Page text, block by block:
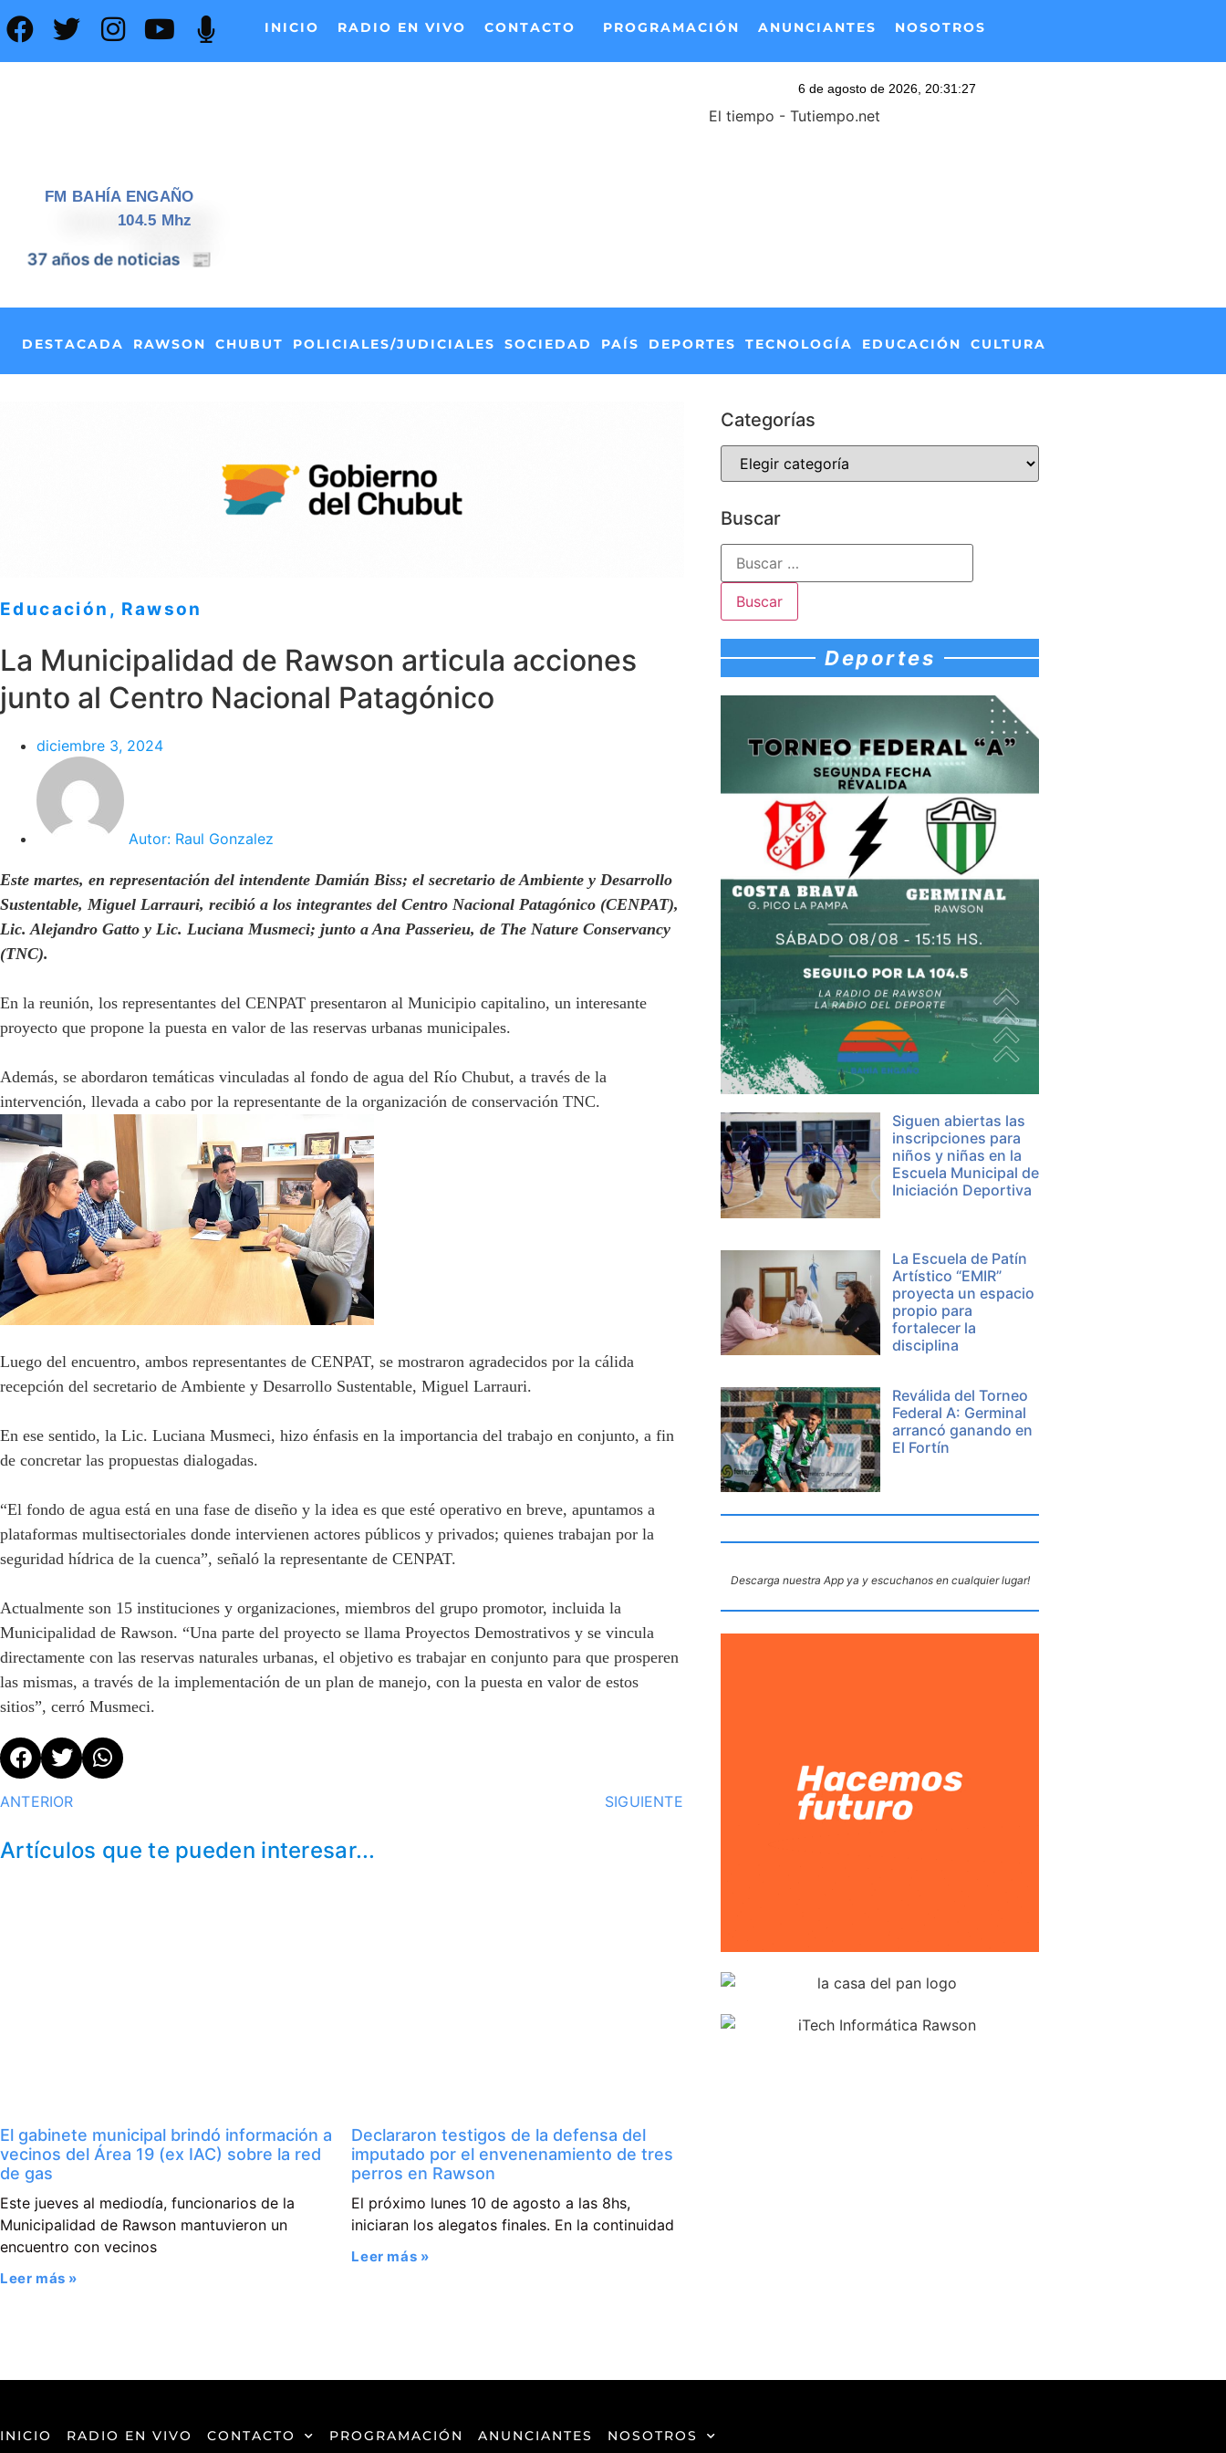
INICIO RADIO EN VIVO CONTACTO PROGRAMACIÓN ANUNCIANTES NOSOTROS
FM BAHÍA ENGAÑO
104.5 Mhz
37 años de noticias 📰
El tiempo - Tutiempo.net
DESTACADA RAWSON CHUBUT POLICIALES/JUDICIALES SOCIEDAD PAÍS DEPORTES TECNOLOGÍA EDUCACIÓN CULTURA
Educación , Rawson
La Municipalidad de Rawson articula acciones
junto al Centro Nacional Patagónico
diciembre 3, 2024
Autor: Raul Gonzalez
Este martes, en representación del intendente Damián Biss; el secretario de Ambiente y Desarrollo
Sustentable, Miguel Larrauri, recibió a los integrantes del Centro Nacional Patagónico (CENPAT),
Lic. Alejandro Gatto y Lic. Luciana Musmeci; junto a Ana Passerieu, de The Nature Conservancy
(TNC).
En la reunión, los representantes del CENPAT presentaron al Municipio capitalino, un interesante
proyecto que propone la puesta en valor de las reservas urbanas municipales.
Además, se abordaron temáticas vinculadas al fondo de agua del Río Chubut, a través de la
intervención, llevada a cabo por la representante de la organización de conservación TNC.
Luego del encuentro, ambos representantes de CENPAT, se mostraron agradecidos por la cálida
recepción del secretario de Ambiente y Desarrollo Sustentable, Miguel Larrauri.
En ese sentido, la Lic. Luciana Musmeci, hizo énfasis en la importancia del trabajo en conjunto, a fin
de concretar las propuestas dialogadas.
“El fondo de agua está en una fase de diseño y la idea es que esté operativo en breve, apuntamos a
plataformas multisectoriales donde intervienen actores públicos y privados; quienes trabajan por la
seguridad hídrica de la cuenca”, señaló la representante de CENPAT.
Actualmente son 15 instituciones y organizaciones, miembros del grupo promotor, incluida la
Municipalidad de Rawson. “Una parte del proyecto se llama Proyectos Demostrativos y se vincula
directamente con las reservas naturales urbanas, el objetivo es trabajar en conjunto para que prosperen
las mismas, a través de la implementación de un plan de manejo, con la puesta en valor de estos
sitios”, cerró Musmeci.
ANTERIOR SIGUIENTE
Artículos que te pueden interesar...
El gabinete municipal brindó información a
vecinos del Área 19 (ex IAC) sobre la red
de gas
Este jueves al mediodía, funcionarios de la
Municipalidad de Rawson mantuvieron un
encuentro con vecinos
Leer más »
Declararon testigos de la defensa del
imputado por el envenenamiento de tres
perros en Rawson
El próximo lunes 10 de agosto a las 8hs,
iniciaran los alegatos finales. En la continuidad
Leer más »
Categorías
Buscar
Deportes
Siguen abiertas las
inscripciones para
niños y niñas en la
Escuela Municipal de
Iniciación Deportiva
La Escuela de Patín
Artístico “EMIR”
proyecta un espacio
propio para
fortalecer la
disciplina
Reválida del Torneo
Federal A: Germinal
arrancó ganando en
El Fortín
Descarga nuestra App ya y escuchanos en cualquier lugar!
INICIO RADIO EN VIVO CONTACTO PROGRAMACIÓN ANUNCIANTES NOSOTROS